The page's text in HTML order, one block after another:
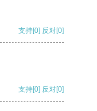
支持[0] 反对[0]
支持[0] 反对[0]